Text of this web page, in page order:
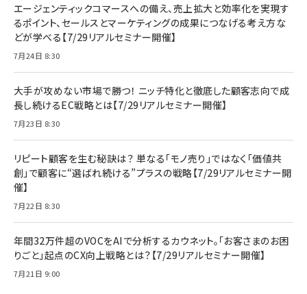
エージェンティックコマースへの備え、売上拡大と効率化を実現す
るポイント、セールスとマーケティングの成果につなげる考え方な
どが学べる【7/29リアルセミナー開催】
7月24日 8:30
大手が攻めない市場で勝つ！ ニッチ特化と徹底した顧客志向で成
長し続けるEC戦略とは【7/29リアルセミナー開催】
7月23日 8:30
リピート顧客を生む秘訣は？ 単なる「モノ売り」ではなく「価値共
創」で顧客に“選ばれ続ける”プラスの戦略【7/29リアルセミナー開
催】
7月22日 8:30
年間32万件超のVOCをAIで分析するカウネット。「お客さまのお困
りごと」起点のCX向上戦略とは？【7/29リアルセミナー開催】
7月21日 9:00